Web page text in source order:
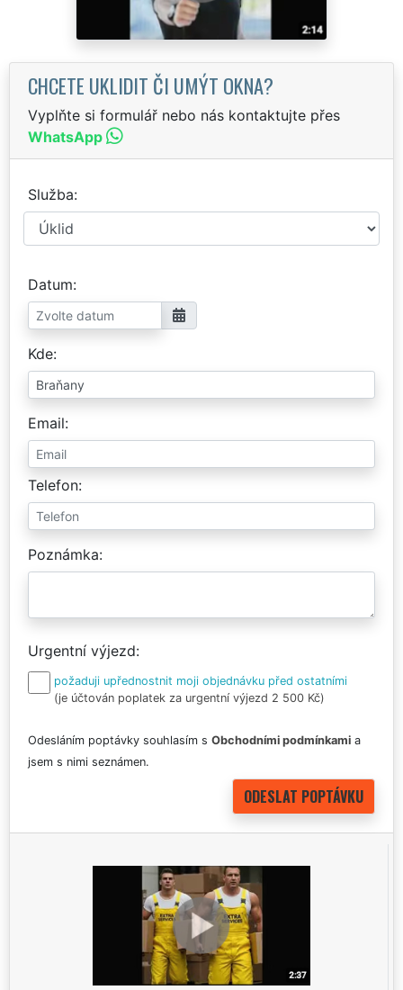
CHCETE UKLIDIT ČI UMÝT OKNA?
Vyplňte si formulář nebo nás kontaktujte přes
WhatsApp
Služba
Datum
Kde
Email
Telefon
Poznámka
Urgentní výjezd
požaduji upřednostnit moji objednávku před ostatními
(je účtován poplatek za urgentní výjezd 2 500 Kč)
Odesláním poptávky souhlasím s Obchodními podmínkami a
jsem s nimi seznámen.